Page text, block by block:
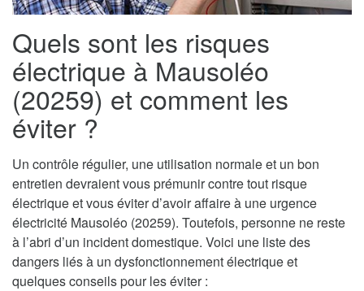
Quels sont les risques
électrique à Mausoléo
(20259) et comment les
éviter ?
Un contrôle régulier, une utilisation normale et un bon
entretien devraient vous prémunir contre tout risque
électrique et vous éviter d’avoir affaire à une urgence
électricité Mausoléo (20259). Toutefois, personne ne reste
à l’abri d’un incident domestique. Voici une liste des
dangers liés à un dysfonctionnement électrique et
quelques conseils pour les éviter :